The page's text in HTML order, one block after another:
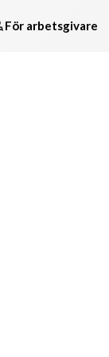
För arbetsgivare